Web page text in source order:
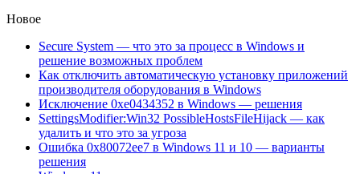
Новое
Secure System — что это за процесс в Windows и
решение возможных проблем
Как отключить автоматическую установку приложений
производителя оборудования в Windows
Исключение 0xe0434352 в Windows — решения
SettingsModifier:Win32 PossibleHostsFileHijack — как
удалить и что это за угроза
Ошибка 0x80072ee7 в Windows 11 и 10 — варианты
решения